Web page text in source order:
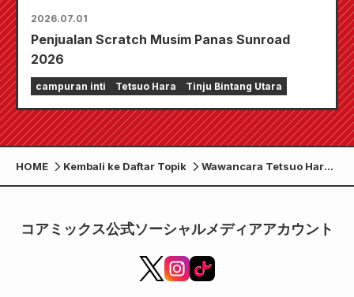
2026.07.01
Penjualan Scratch Musim Panas Sunroad
2026
campuran inti Tetsuo Hara Tinju Bintang Utara
HOME Kembali ke Daftar Topik
Wawancara Tetsuo Hara
コアミックス公式ソーシャルメディアアカウント